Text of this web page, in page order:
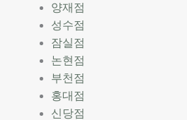
양재점
성수점
잠실점
논현점
부천점
홍대점
신당점